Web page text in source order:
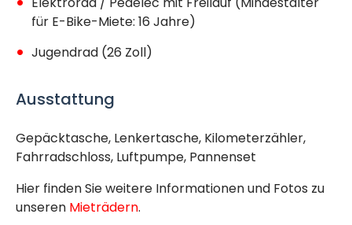
für E-Bike-Miete: 16 Jahre)
Jugendrad (26 Zoll)
Ausstattung
Gepäcktasche, Lenkertasche, Kilometerzähler,
Fahrradschloss, Luftpumpe, Pannenset
Hier finden Sie weitere Informationen und Fotos zu
unseren Mieträdern.